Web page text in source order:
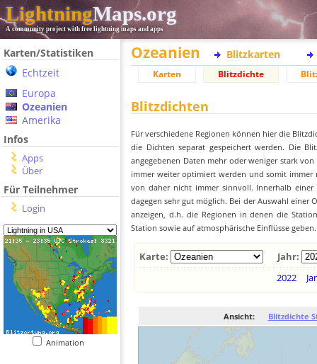
LightningMaps.org
A community project with free lightning maps and apps
Karten/Statistiken
Echtzeit
Europa
Ozeanien
Amerika
Infos
Apps
Über
Für Teilnehmer
Login
Animation
Ozeanien Blitzkarten
Karten Blitzdichte
Blitzdichten
Für verschiedene Regionen können hier die
die Dichten separat gespeichert werden. Die
angegebenen Daten mehr oder weniger stark
immer weiter optimiert werden und somit immer
von daher nicht immer sinnvoll. Innerhalb einer
dagegen sehr gut möglich. Bei der Auswahl einer
anzeigen, d.h. die Regionen in denen die
Station sowie auf atmosphärische Einflüsse geben.
Karte:
Jahr:
2022
Ansicht: Blitzdichte